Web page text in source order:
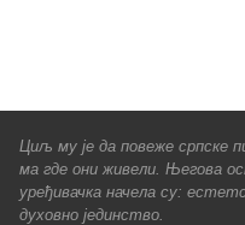
Циљ му је да повеже српске
ма где они живели. Његова
уређивачка начела су:
духовно јединство.